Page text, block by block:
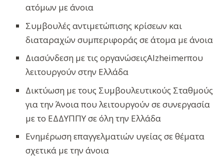
ατόμων με άνοια
Συμβουλές αντιμετώπισης κρίσεων και
διαταραχών συμπεριφοράς σε άτομα με άνοια
Διασύνδεση με τις οργανώσειςAlzheimerπου
λειτουργούν στην Ελλάδα
Δικτύωση με τους Συμβουλευτικούς Σταθμούς
για την Άνοια που λειτουργούν σε συνεργασία
με το ΕΔΔΥΠΠΥ σε όλη την Ελλάδα
Ενημέρωση επαγγελματιών υγείας σε θέματα
σχετικά με την άνοια